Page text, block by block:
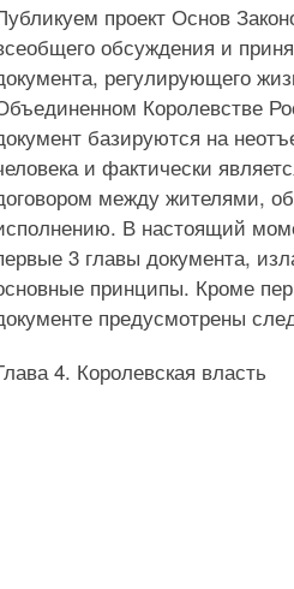
проект Основ
обсуждения и
регулирующего
Королевстве
базируются на
и фактически
между жителями,
В настоящий
3 главы документа,
принципы. Кроме
предусмотрены
4. Королевская власть